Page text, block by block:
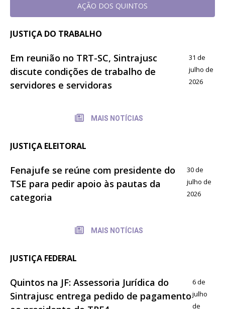
AÇÃO DOS QUINTOS
JUSTIÇA DO TRABALHO
Em reunião no TRT-SC, Sintrajusc
discute condições de trabalho de
servidores e servidoras
31 de
julho de
2026
MAIS NOTÍCIAS
JUSTIÇA ELEITORAL
Fenajufe se reúne com presidente do
TSE para pedir apoio às pautas da
categoria
30 de
julho de
2026
MAIS NOTÍCIAS
JUSTIÇA FEDERAL
Quintos na JF: Assessoria Jurídica do
Sintrajusc entrega pedido de pagamento
6 de
julho
de